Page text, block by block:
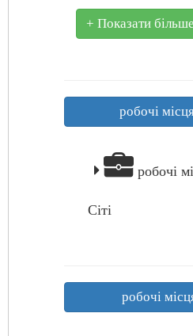
+ Показати більше
робочі
робочі
Сіті
робочі